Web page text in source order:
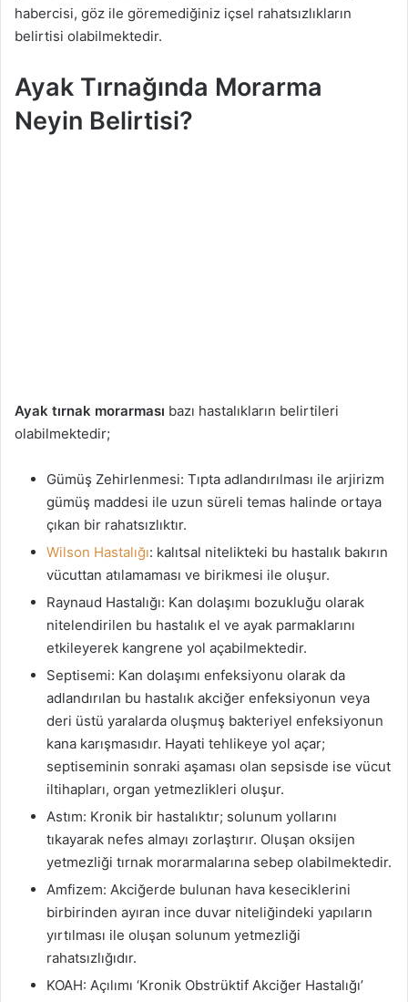
habercisi, göz ile göremediğiniz içsel rahatsızlıkların
belirtisi olabilmektedir.
Ayak Tırnağında Morarma
Neyin Belirtisi?
Ayak tırnak morarması bazı hastalıkların belirtileri
olabilmektedir;
Gümüş Zehirlenmesi: Tıpta adlandırılması ile arjirizm
gümüş maddesi ile uzun süreli temas halinde ortaya
çıkan bir rahatsızlıktır.
Wilson Hastalığı: kalıtsal nitelikteki bu hastalık bakırın
vücuttan atılamaması ve birikmesi ile oluşur.
Raynaud Hastalığı: Kan dolaşımı bozukluğu olarak
nitelendirilen bu hastalık el ve ayak parmaklarını
etkileyerek kangrene yol açabilmektedir.
Septisemi: Kan dolaşımı enfeksiyonu olarak da
adlandırılan bu hastalık akciğer enfeksiyonun veya
deri üstü yaralarda oluşmuş bakteriyel enfeksiyonun
kana karışmasıdır. Hayati tehlikeye yol açar;
septiseminin sonraki aşaması olan sepsisde ise vücut
iltihapları, organ yetmezlikleri oluşur.
Astım: Kronik bir hastalıktır; solunum yollarını
tıkayarak nefes almayı zorlaştırır. Oluşan oksijen
yetmezliği tırnak morarmalarına sebep olabilmektedir.
Amfizem: Akciğerde bulunan hava keseciklerini
birbirinden ayıran ince duvar niteliğindeki yapıların
yırtılması ile oluşan solunum yetmezliği
rahatsızlığıdır.
KOAH: Açılımı ‘Kronik Obstrüktif Akciğer Hastalığı’